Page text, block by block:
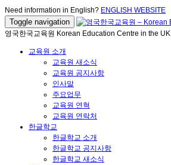
Need information in English? ENGLISH WEBSITE
Toggle navigation
영국한국교육원 Korean Education Centre in the UK
교육원 소개
교육원 새소식
교육원 공지사항
인사말
주요업무
교육원 연혁
교육원 연락처
한글학교
한글학교 소개
한글학교 공지사항
한글학교 새소식